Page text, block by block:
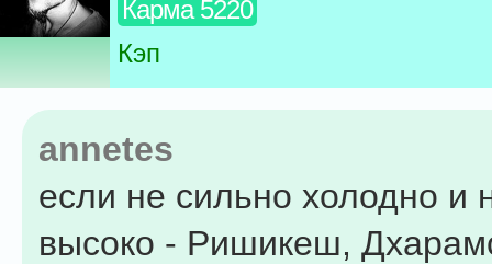
Карма 5220
Кэп
annetes
если не сильно холодно и
высоко - Ришикеш,